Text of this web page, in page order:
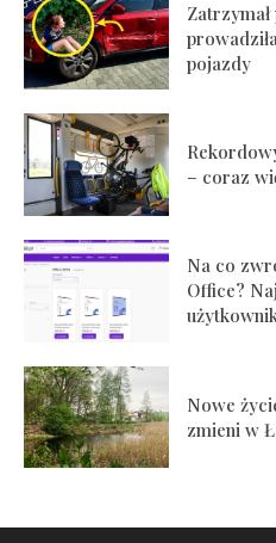
pojazdy
– coraz
Na co
Office?
Nowe
zmieni w